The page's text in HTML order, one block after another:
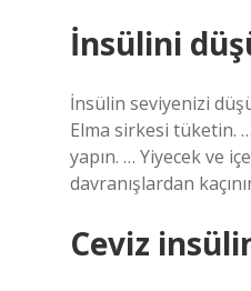
İnsülini
İnsülin seviyenizi
Elma sirkesi tüketin.
yapın. … Yiyecek ve
davranışlardan
Ceviz